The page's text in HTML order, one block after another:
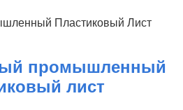
Пластиковый Лист
промышленный
лист